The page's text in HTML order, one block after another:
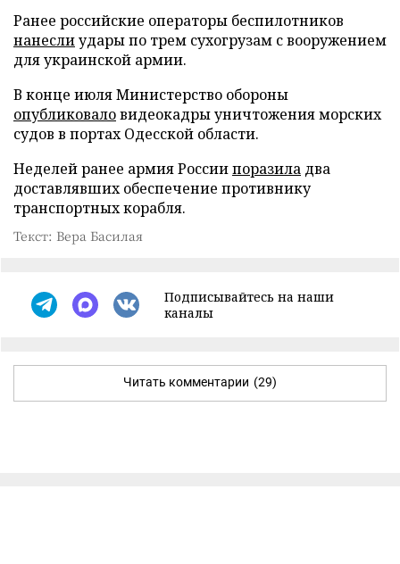
Ранее российские операторы беспилотников
нанеслиудары по трем сухогрузам с вооружением
для украинской армии.
В конце июля Министерство обороны
опубликоваловидеокадры уничтожения морских
судов в портах Одесской области.
Неделей ранее армия Россиипоразила два
доставлявших обеспечение противнику
транспортных корабля.
Текст: Вера Басилая
Подписывайтесь на наши
каналы
Читать комментарии (29)